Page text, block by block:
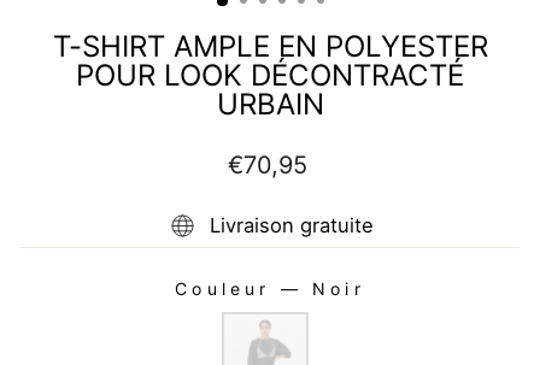
T-SHIRT AMPLE EN POLYESTER
POUR LOOK DÉCONTRACTÉ
URBAIN
Prix
régulier
€70,95
Livraison gratuite
Couleur — Noir